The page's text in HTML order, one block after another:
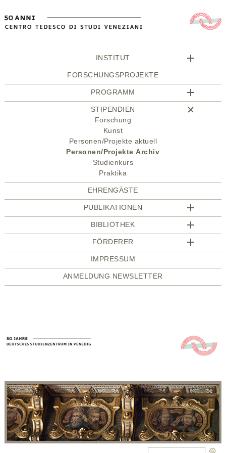
INSTITUT
FORSCHUNGSPROJEKTE
PROGRAMM
STIPENDIEN
Forschung
Kunst
Personen/Projekte aktuell
Personen/Projekte Archiv
Studienkurs
Praktika
EHRENGÄSTE
PUBLIKATIONEN
BIBLIOTHEK
FÖRDERER
IMPRESSUM
ANMELDUNG NEWSLETTER